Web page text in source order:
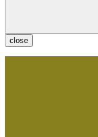
close